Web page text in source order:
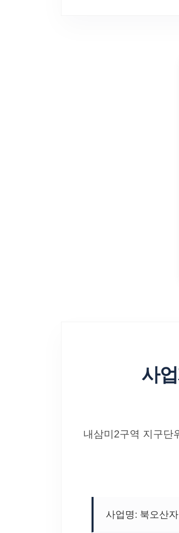
사
내삼미2구역 지구단
사업명: 북오산